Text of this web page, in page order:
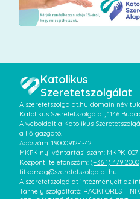
Katolikus
Szeretetszolgálat
A szeretetszolgalat.hu domain név
Katolikus Szeretetszolgálat, 1146
A weboldalt a Katolikus
a Főigazgató.
Adószám: 19000912-1-42
MKPK nyilvántartási szám: MKPK-007
Központi telefonszám: (+36 1) 479 2000
titkarsag@szeretetszolgalat.hu
A szeretetszolgálat intézményeit az
Tárhely szolgáltató: RACKFOREST